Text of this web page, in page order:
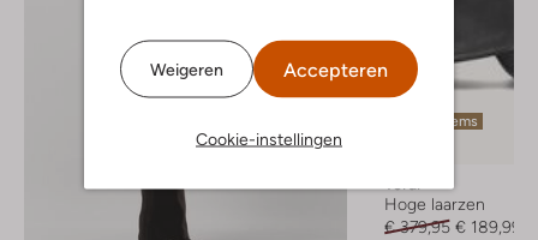
Weigeren Accepteren
Cookie-instellingen
Laatste items
Hoge laarzen
€ 379,95 € 189,99